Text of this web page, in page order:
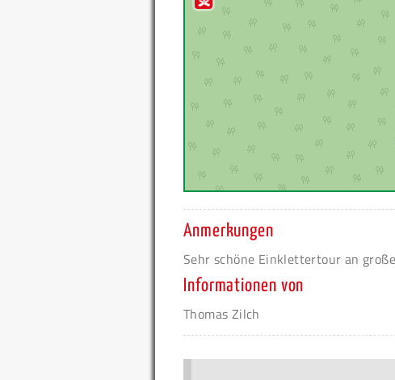
Anmerkungen
Sehr schöne Einklettertour an
Informationen von
Thomas Zilch